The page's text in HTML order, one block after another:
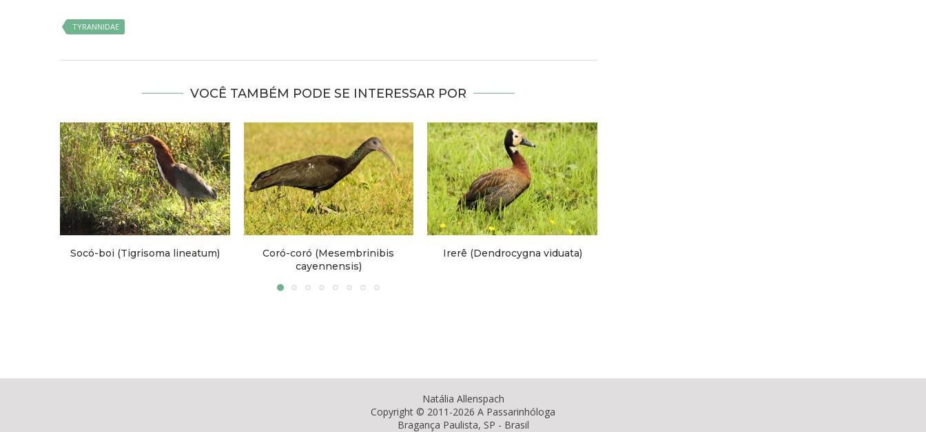
TYRANNIDAE
VOCÊ TAMBÉM PODE SE INTERESSAR POR
Socó-boi (Tigrisoma lineatum)
Coró-coró (Mesembrinibis
cayennensis)
Irerê (Dendrocygna viduata)
Natália Allenspach
Copyright © 2011-2026 A Passarinhóloga
Bragança Paulista, SP - Brasil